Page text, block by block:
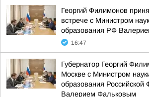
Георгий Филимонов
встрече с Министром
образования РФ
16:47
Губернатор Георгий
Москве с Министром
образования Российской
Валерием Фальковым